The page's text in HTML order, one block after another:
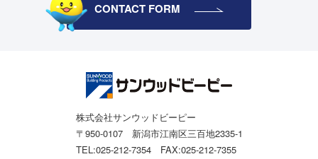
CONTACT FORM
株式会社サンウッドビーピー
〒950-0107 新潟市江南区三百地2335-1
TEL:025-212-7354 FAX:025-212-7355